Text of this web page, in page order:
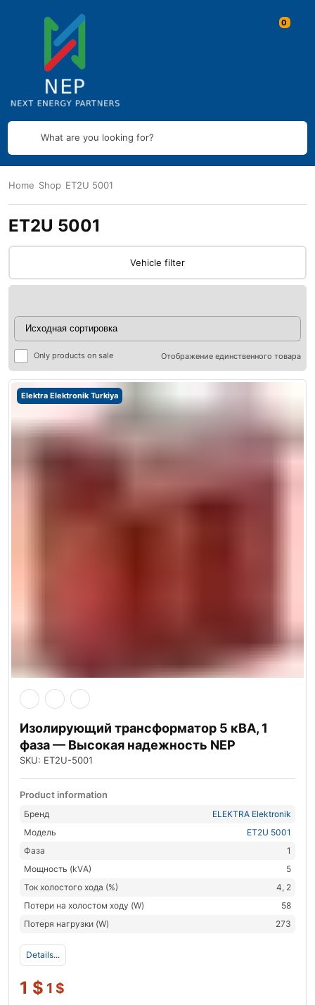
What are you looking for?
Home Shop ET2U 5001
ET2U 5001
Vehicle filter
Only products on sale Отображение единственного товара
Elektra Elektronik Turkiya
Изолирующий трансформатор 5 кВА, 1
фаза — Высокая надежность NEP
SKU: ET2U-5001
Product information
Бренд
ELEKTRA Elektronik
Модель
ET2U 5001
Фаза
1
Мощность (kVА)
5
Ток холостого хода (%)
4, 2
Потери на холостом ходу (W)
58
Потеря нагрузки (W)
273
Details...
1 $ 1 $